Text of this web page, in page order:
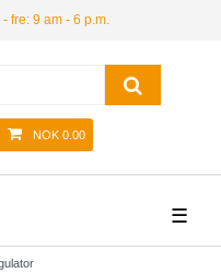
fre: 9 am - 6 p.m.
NOK 0.00
☰